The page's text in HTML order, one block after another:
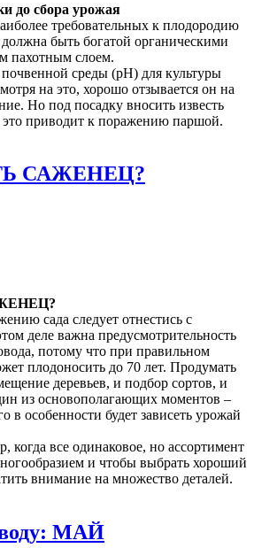
до сбора урожая
требовательных к плодородию
быть богатой органическими
пахотным слоем.
среды (pH) для культуры
на это, хорошо отзывается он на
Но под посадку вносить известь
это приводит к поражению паршой.
САЖЕНЕЦ?
сада следует отнестись с
деле важна предусмотрительность
потому что при правильном
плодоносить до 70 лет. Продумать
деревьев, и подбор сортов, и
из основополагающих моментов –
в особенности будет зависеть урожай
когда все одинаковое, но ассортимент
и чтобы выбрать хороший
внимание на множество деталей.
МАЙ